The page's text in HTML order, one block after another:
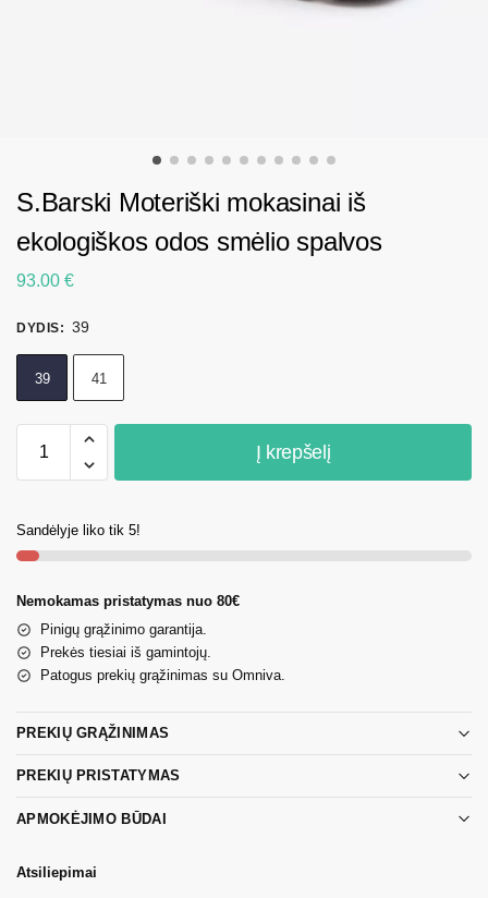
S.Barski Moteriški mokasinai iš
ekologiškos odos smėlio spalvos
93.00 €
DYDIS: 39
39 41
Į krepšelį
Sandėlyje liko tik 5!
Nemokamas pristatymas nuo 80€
Pinigų grąžinimo garantija.
Prekės tiesiai iš gamintojų.
Patogus prekių grąžinimas su Omniva.
PREKIŲ GRĄŽINIMAS
PREKIŲ PRISTATYMAS
APMOKĖJIMO BŪDAI
Atsiliepimai